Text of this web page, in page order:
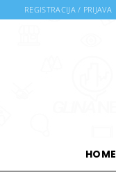
REGISTRACIJA / PRIJAVA
HOME